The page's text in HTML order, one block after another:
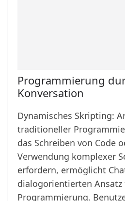
Programmierung
Konversation
Dynamisches Skripting:
traditioneller
das Schreiben von Code
Verwendung komplexer
erfordern, ermöglicht
dialogorientierten Ansatz
Programmierung.